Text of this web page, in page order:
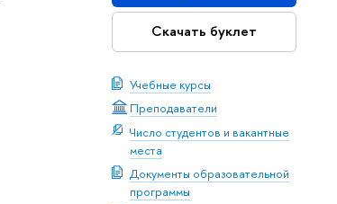
Скачать буклет
Учебные курсы
Преподаватели
Число студентов и вакантные
места
Документы образовательной
программы